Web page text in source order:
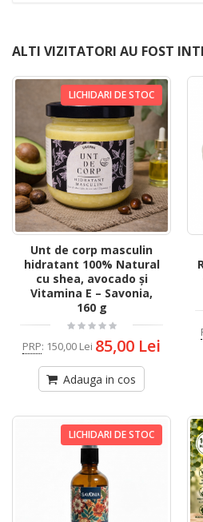
ALTI VIZITATORI AU FOST
LICHIDARI DE STOC
Unt de corp masculin
hidratant 100% Natural
cu shea, avocado și
Vitamina E – Savonia,
160 g
PRP: 150,00 Lei 85,00 Lei
Adauga in cos
LICHIDARI DE STOC